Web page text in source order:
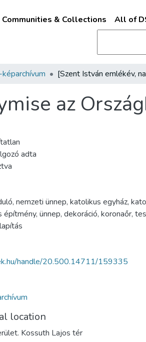
Communities & Collections All of
az
adta
, nemzeti ünnep, katolikus egyház,
építmény, ünnep, dekoráció, koronaőr,
handle/20.500.14711/159335
location
Kossuth Lajos tér